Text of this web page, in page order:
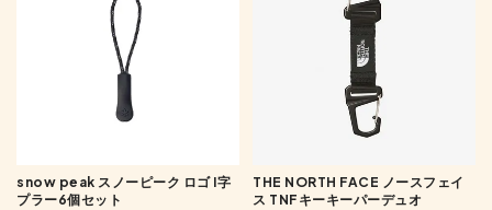
snow peak スノーピーク ロゴ I字
プラー6個セット
THE NORTH FACE ノースフェイ
ス TNFキーキーパーデュオ